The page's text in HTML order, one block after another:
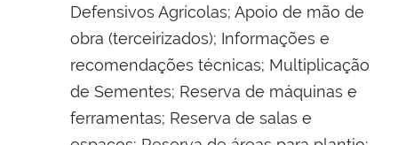
Defensivos Agrícolas; Apoio de mão de
obra (terceirizados); Informações e
recomendações técnicas; Multiplicação
de Sementes; Reserva de máquinas e
ferramentas; Reserva de salas e